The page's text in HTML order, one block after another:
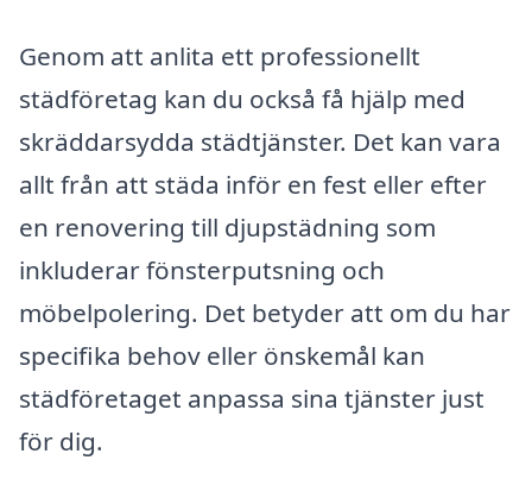
Genom att anlita ett professionellt
städföretag kan du också få hjälp med
skräddarsydda städtjänster. Det kan vara
allt från att städa inför en fest eller efter
en renovering till djupstädning som
inkluderar fönsterputsning och
möbelpolering. Det betyder att om du har
specifika behov eller önskemål kan
städföretaget anpassa sina tjänster just
för dig.